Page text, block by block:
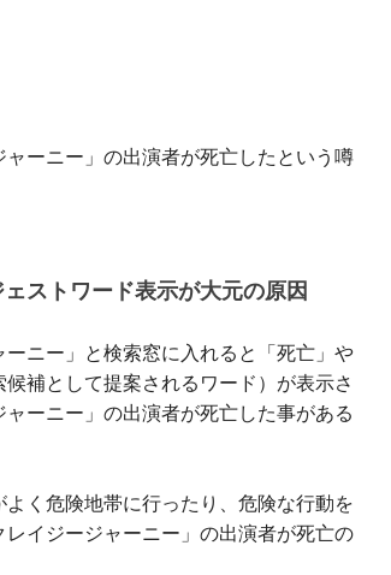
ーニー」の出演者が死亡したという噂
ストワード表示が大元の原因
ニー」と検索窓に入れると「死亡」や
補として提案されるワード）が表示さ
ーニー」の出演者が死亡した事がある
く危険地帯に行ったり、危険な行動を
イジージャーニー」の出演者が死亡の